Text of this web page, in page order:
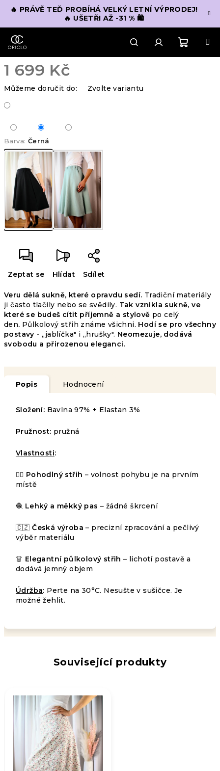
🔥 PRÁVĚ TEĎ PROBÍHÁ VELKÝ LETNÍ VÝPRODEJ!
🔥 UŠETŘI AŽ -31 % 🛍️
HledatPřihlášení
Veru dělá sukně, které opravdu sedí. Tradiční materiály
ji často tlačily nebo se svědily. Tak vznikla sukně, ve
které se budeš cítit příjemně a stylově po celý
den. Půlkolový střih známe všichni. Hodí se pro všechny
postavy -,,jablíčka" i ,,hrušky". Neomezuje, dodává
svobodu a přirozenou eleganci.
Barva: Černá
1 699 Kč
Měrná
Můžeme doručit do: Zvolte variantu
Zeptat se Hlídat Sdílet
Průměrné
produktu
Podrobnosti
hodnocení
Popis Hodnocení
Složení: Bavlna 97% + Elastan 3%
Pružnost: pružná
Vlastnosti:
🧘‍♀️ Pohodlný střih – volnost pohybu je na prvním
místě
🧶 Lehký a měkký pas – žádné škrcení
🇨🇿Česká výroba – precizní zpracování a pečlivý
výběr materiálu
👗 Elegantní půlkolový střih – lichotí postavě a
dodává jemný objem
Údržba: Perte na 30°C. Nesušte v sušičce. Je
možné žehlit.
Související produkty